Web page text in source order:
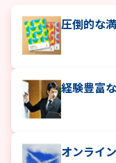
圧倒的な
経験豊富
オンライ